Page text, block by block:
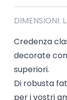
DIMENSIONI:
Credenza
decorate
superiori.
Di robusta
per i vostri